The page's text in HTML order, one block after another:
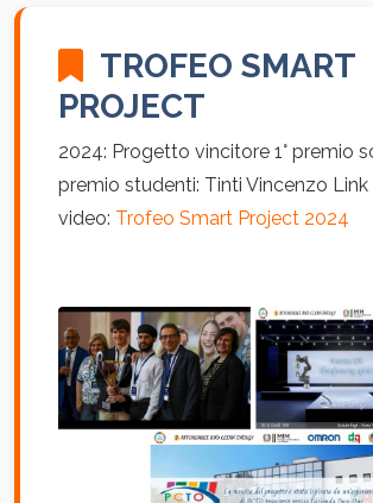
TROFEO SMART
PROJECT
2024: Progetto vincitore 1° premio
premio studenti: Tinti Vincenzo Link
video: Trofeo Smart Project 2024